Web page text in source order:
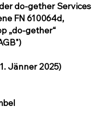
do-gether Services
FN 610064d,
„do-gether“
Jänner 2025)